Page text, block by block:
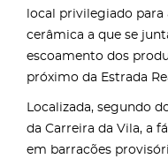
local privilegiado
cerâmica a que se
escoamento dos
próximo da Estrada
Localizada, segundo
da Carreira da Vila, a
em barracões